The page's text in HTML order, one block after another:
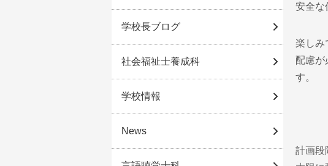
安全な
楽しみ
配慮が
す。
計画段
学校長ブログ
社会福祉士養成科
学校情報
News